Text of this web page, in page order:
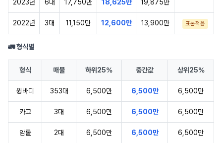
2023년 6대 17,750만 18,625만 19,875만
2022년 3대 11,150만 12,600만 13,900만 표본적음
🚛 형식별
형식 매물 하위25% 중간값 상위25%
윙바디 353대 6,500만 6,500만 6,500만
카고 3대 6,500만 6,500만 6,500만
암롤 2대 6,500만 6,500만 6,500만